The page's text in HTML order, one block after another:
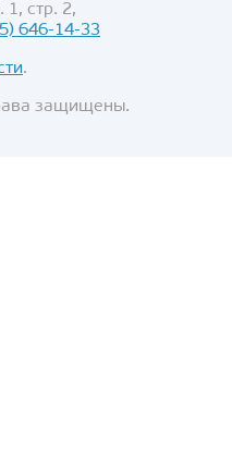
стр. 2,
646-14-33
.
защищены.